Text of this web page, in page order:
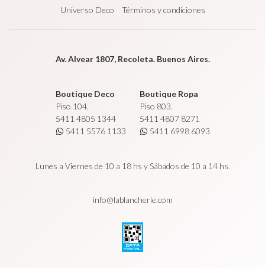
Universo Deco
Términos y condiciones
Av. Alvear 1807, Recoleta. Buenos Aires.
Boutique Deco
Piso 104.
5411 4805 1344
5411 5576 1133
Boutique Ropa
Piso 803.
5411 4807 8271
5411 6998 6093
Lunes a Viernes de 10 a 18 hs y Sábados de 10 a 14 hs.
info@lablancherie.com